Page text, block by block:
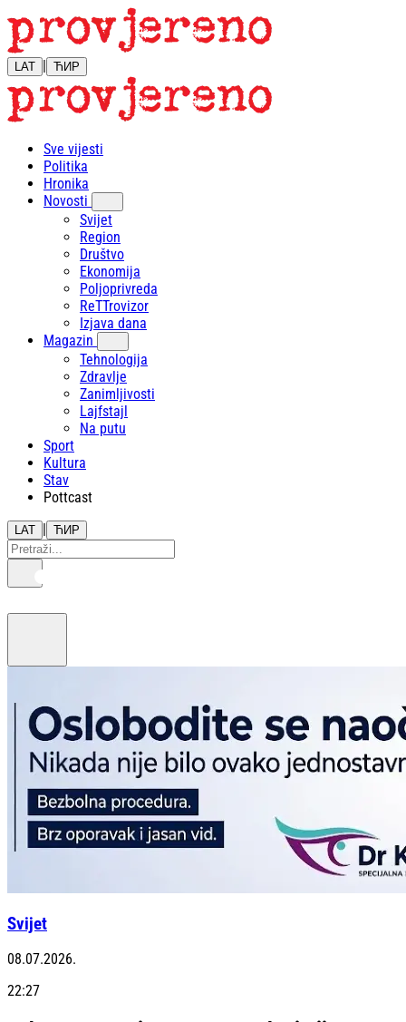
LAT | ЋИР
Sve vijesti
Politika
Hronika
Novosti
Svijet
Region
Društvo
Ekonomija
Poljoprivreda
ReTTrovizor
Izjava dana
Magazin
Tehnologija
Zdravlje
Zanimljivosti
Lajfstajl
Na putu
Sport
Kultura
Stav
Pottcast
LAT | ЋИР
Svijet
08.07.2026.
22:27